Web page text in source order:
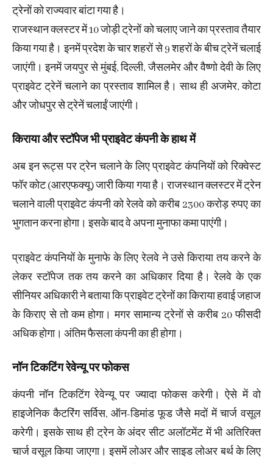
ट्रेनों को राज्यवार बांटा गया है।
राजस्थान क्लस्टर में 10 जोड़ी ट्रेनों को चलाए जाने का प्रस्ताव तैयार
किया गया है। इनमें प्रदेश के चार शहरों से 9 शहरों के बीच ट्रेनें चलाई
जाएंगी। इनमें जयपुर से मुंबई, दिल्ली, जैसलमेर और वैष्णो देवी के लिए
प्राइवेट ट्रेनें चलाने का प्रस्ताव शामिल है। साथ ही अजमेर, कोटा
और जोधपुर से ट्रेनें चलाईं जाएंगी।
किराया और स्टॉपेज भी प्राइवेट कंपनी के हाथ में
अब इन रूट्स पर ट्रेन चलाने के लिए प्राइवेट कंपनियों को रिक्वेस्ट
फॉर कोट (आरएफक्यू) जारी किया गया है। राजस्थान क्लस्टर में ट्रेन
चलाने वाली प्राइवेट कंपनी को रेलवे को करीब 2300 करोड़ रुपए का
भुगतान करना होगा। इसके बाद वे अपना मुनाफा कमा पाएंगी।
प्राइवेट कंपनियों के मुनाफे के लिए रेलवे ने उसे किराया तय करने के
लेकर स्टॉपेज तक तय करने का अधिकार दिया है। रेलवे के एक
सीनियर अधिकारी ने बताया कि प्राइवेट ट्रेनों का किराया हवाई जहाज
के किराए से तो कम होगा। मगर सामान्य ट्रेनों से करीब 20 फीसदी
अधिक होगा। अंतिम फैसला कंपनी का ही होगा।
नॉन टिकटिंग रेवेन्यू पर फोकस
कंपनी नॉन टिकटिंग रेवेन्यू पर ज्यादा फोकस करेगी। ऐसे में वो
हाइजेनिक कैटरिंग सर्विस, ऑन-डिमांड फूड जैसे मदों में चार्ज वसूल
करेगी। इसके साथ ही ट्रेन के अंदर सीट अलॉटमेंट में भी अतिरिक्त
चार्ज वसूल किया जाएगा। इसमें लोअर और साइड लोअर बर्थ के लिए